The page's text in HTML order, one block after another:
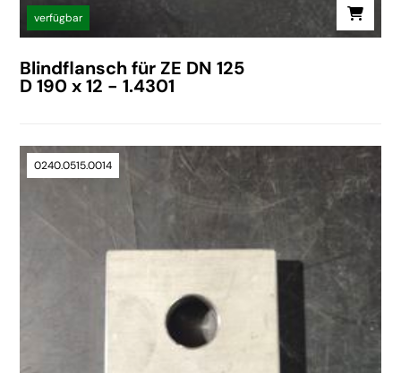
verfügbar
Blindflansch für ZE DN 125
D 190 x 12 - 1.4301
0240.0515.0014